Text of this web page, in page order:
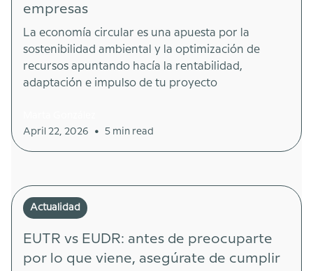
empresas
La economía circular es una apuesta por la
sostenibilidad ambiental y la optimización de
recursos apuntando hacía la rentabilidad,
adaptación e impulso de tu proyecto
April 22, 2026
• 5 min read
Actualidad
EUTR vs EUDR: antes de preocuparte
por lo que viene, asegúrate de cumplir